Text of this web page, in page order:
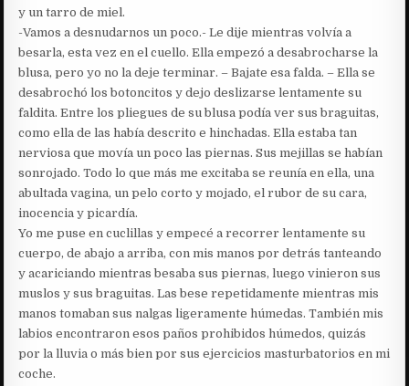
y un tarro de miel.
-Vamos a desnudarnos un poco.- Le dije mientras volvía a
besarla, esta vez en el cuello. Ella empezó a desabrocharse la
blusa, pero yo no la deje terminar. – Bajate esa falda. – Ella se
desabrochó los botoncitos y dejo deslizarse lentamente su
faldita. Entre los pliegues de su blusa podía ver sus braguitas,
como ella de las había descrito e hinchadas. Ella estaba tan
nerviosa que movía un poco las piernas. Sus mejillas se habían
sonrojado. Todo lo que más me excitaba se reunía en ella, una
abultada vagina, un pelo corto y mojado, el rubor de su cara,
inocencia y picardía.
Yo me puse en cuclillas y empecé a recorrer lentamente su
cuerpo, de abajo a arriba, con mis manos por detrás tanteando
y acariciando mientras besaba sus piernas, luego vinieron sus
muslos y sus braguitas. Las bese repetidamente mientras mis
manos tomaban sus nalgas ligeramente húmedas. También mis
labios encontraron esos paños prohibidos húmedos, quizás
por la lluvia o más bien por sus ejercicios masturbatorios en mi
coche.